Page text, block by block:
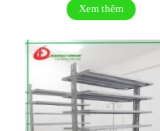
Xem thêm